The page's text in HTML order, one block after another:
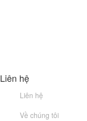
Liên hệ
Liên hệ
Về chúng tôi